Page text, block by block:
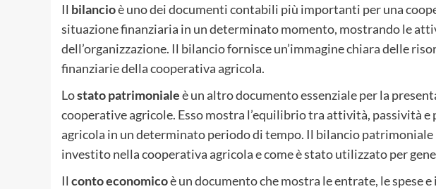
Il bilancioè uno dei documenti contabili più importanti per una
situazione finanziaria in un determinato momento, mostrando le
dell’organizzazione. Il bilancio fornisce un’immagine chiara delle
finanziarie della cooperativa agricola.
Lostato patrimonialeè un altro documento essenziale per la
cooperative agricole. Esso mostra l’equilibrio tra attività, passività
agricola in un determinato periodo di tempo. Il bilancio
investito nella cooperativa agricola e come è stato utilizzato per
Il conto economicoè un documento che mostra le entrate, le spese